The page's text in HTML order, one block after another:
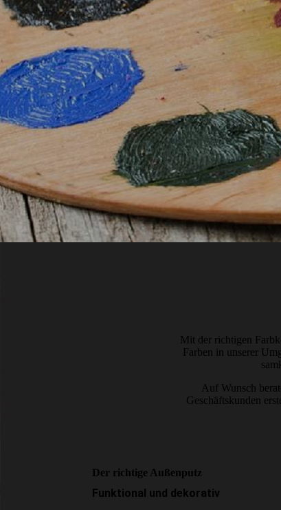
Mit der richtigen
Farben in unserer
Auf Wunsch
Geschäfts­kunden
Der richtige Außenputz
Funktional und dekorativ